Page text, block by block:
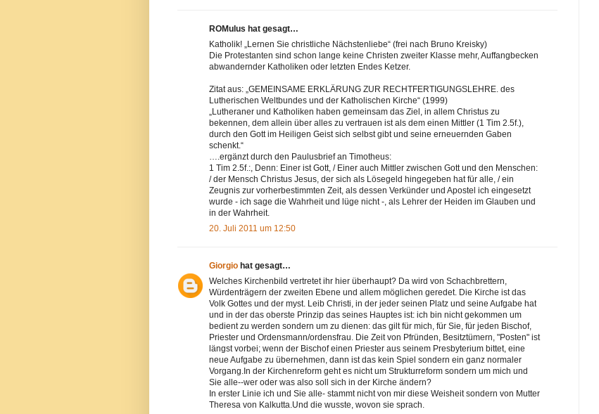
ROMulus hat gesagt…
Katholik! „Lernen Sie christliche Nächstenliebe“ (frei nach Bruno Kreisky)
Die Protestanten sind schon lange keine Christen zweiter Klasse mehr, Auffangbecken
abwandernder Katholiken oder letzten Endes Ketzer.
Zitat aus: „GEMEINSAME ERKLÄRUNG ZUR RECHTFERTIGUNGSLEHRE. des
Lutherischen Weltbundes und der Katholischen Kirche“ (1999)
„Lutheraner und Katholiken haben gemeinsam das Ziel, in allem Christus zu
bekennen, dem allein über alles zu vertrauen ist als dem einen Mittler (1 Tim 2.5f.),
durch den Gott im Heiligen Geist sich selbst gibt und seine erneuernden Gaben
schenkt.“
….ergänzt durch den Paulusbrief an Timotheus:
1 Tim 2.5f.:, Denn: Einer ist Gott, / Einer auch Mittler zwischen Gott und den Menschen:
/ der Mensch Christus Jesus, der sich als Lösegeld hingegeben hat für alle, / ein
Zeugnis zur vorherbestimmten Zeit, als dessen Verkünder und Apostel ich eingesetzt
wurde - ich sage die Wahrheit und lüge nicht -, als Lehrer der Heiden im Glauben und
in der Wahrheit.
20. Juli 2011 um 12:50
Giorgio hat gesagt…
Welches Kirchenbild vertretet ihr hier überhaupt? Da wird von Schachbrettern,
Würdenträgern der zweiten Ebene und allem möglichen geredet. Die Kirche ist das
Volk Gottes und der myst. Leib Christi, in der jeder seinen Platz und seine Aufgabe hat
und in der das oberste Prinzip das seines Hauptes ist: ich bin nicht gekommen um
bedient zu werden sondern um zu dienen: das gilt für mich, für Sie, für jeden Bischof,
Priester und Ordensmann/ordensfrau. Die Zeit von Pfründen, Besitztümern, "Posten" ist
längst vorbei; wenn der Bischof einen Priester aus seinem Presbyterium bittet, eine
neue Aufgabe zu übernehmen, dann ist das kein Spiel sondern ein ganz normaler
Vorgang.In der Kirchenreform geht es nicht um Strukturreform sondern um mich und
Sie alle--wer oder was also soll sich in der Kirche ändern?
In erster Linie ich und Sie alle- stammt nicht von mir diese Weisheit sondern von Mutter
Theresa von Kalkutta.Und die wusste, wovon sie sprach.